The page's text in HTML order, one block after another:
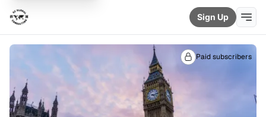
Sign Up
Paid subscribers